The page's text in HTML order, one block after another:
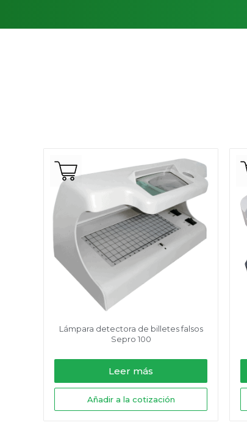
Lámpara detectora de billetes falsos
Sepro 100
Leer más
Añadir a la cotización